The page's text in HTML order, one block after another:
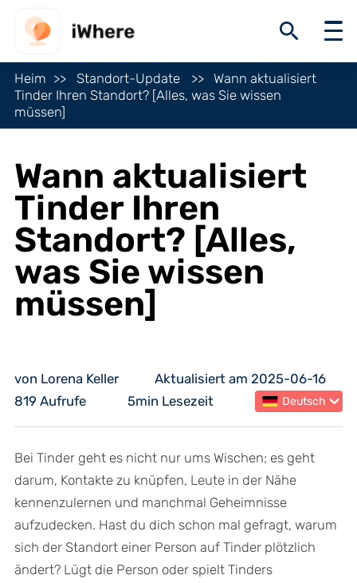
Heim Standort-Update
Wann aktualisiert
Tinder Ihren Standort? [Alles, was Sie wissen
müssen]
Wann aktualisiert
Tinder Ihren
Standort? [Alles,
was Sie wissen
müssen]
von Lorena Keller
Aktualisiert am 2025-06-16
819 Aufrufe
5min Lesezeit Deutsch
Bei Tinder geht es nicht nur ums Wischen; es geht
darum, Kontakte zu knüpfen, Leute in der Nähe
kennenzulernen und manchmal Geheimnisse
aufzudecken. Hast du dich schon mal gefragt, warum
sich der Standort einer Person auf Tinder plötzlich
ändert? Lügt die Person oder spielt Tinders